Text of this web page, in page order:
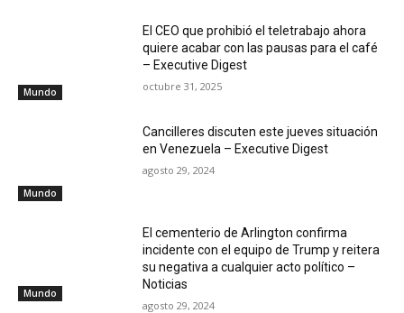
Mundo
El CEO que prohibió el teletrabajo ahora
quiere acabar con las pausas para el café
– Executive Digest
octubre 31, 2025
Mundo
Cancilleres discuten este jueves situación
en Venezuela – Executive Digest
agosto 29, 2024
Mundo
El cementerio de Arlington confirma
incidente con el equipo de Trump y reitera
su negativa a cualquier acto político –
Noticias
agosto 29, 2024